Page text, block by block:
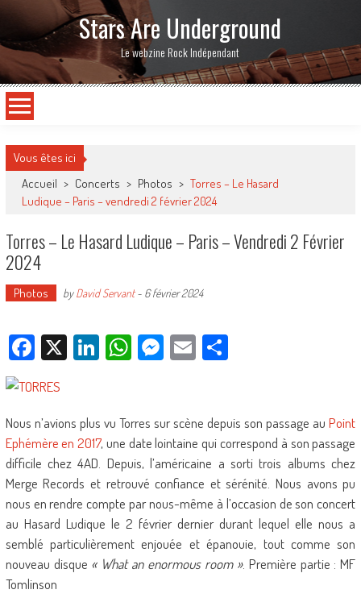
Stars Are Underground
Le webzine Rock Indépendant
Vous êtes ici
Accueil > Concerts > Photos > Torres – Le Hasard
Ludique – Paris – vendredi 2 février 2024
Torres – Le Hasard Ludique – Paris – Vendredi 2 Février
2024
Photos byDavid Servant- 6 février 2024
Facebook
X LinkedIn
WhatsApp
Messenger
EmailPartager
Nous n’avions plus vu Torres sur scène depuis son passage auPoint
Ephémère en 2017, une date lointaine qui correspond à son passage
difficile chez 4AD. Depuis, l’américaine a sorti trois albums chez
Merge Records et retrouvé confiance et sérénité. Nous avons pu
nous en rendre compte par nous-même à l’occasion de son concert
au Hasard Ludique le 2 février dernier durant lequel elle nous a
semblé particulièrement enjouée et épanouie, tout comme son
nouveau disque « What an enormous room ». Première partie : MF
Tomlinson